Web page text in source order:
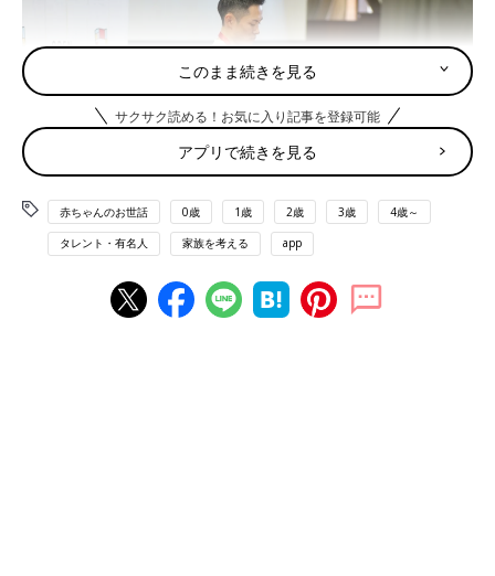
このまま続きを見る
サクサク読める！お気に入り記事を登録可能
アプリで続きを見る
赤ちゃんのお世話 0歳 1歳 2歳 3歳 4歳～
タレント・有名人 家族を考える app